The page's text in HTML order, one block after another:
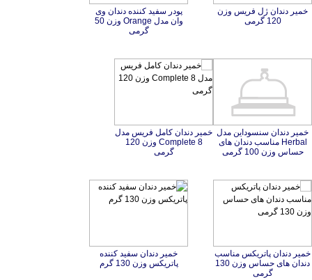
خمیر دندان ژل فریس وزن
120 گرمی
پودر سفید کننده دندان وی
وان مدل Orange وزن 50
گرمی
خمیر دندان سنسوداین مدل
Herbal مناسب دندان ‌های
حساس وزن 100 گرمی
خمیر دندان کامل فریس مدل
Complete 8 وزن 120
گرمی
خمير دندان پاتریکس مناسب
دندان های حساس وزن 130
گرمی
خمير دندان سفيد كننده
پاتریکس وزن 130 گرم